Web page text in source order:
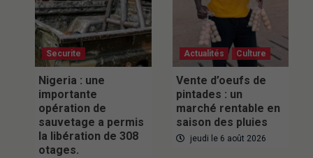
Securite
Nigeria : une
importante
opération de
sauvetage a permis
la libération de 308
otages.
Actualités Culture
Vente d’oeufs de
pintades : un
marché rentable en
saison des pluies
jeudi le 6 août 2026